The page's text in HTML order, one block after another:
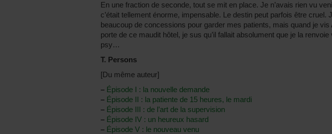
En une fraction de seconde, tout se mit en place. Je n’avais rien vu
c’était tellement énorme, impensable. Le destin peut parfois être cruel.
beaucoup de concessions pour garder mes patients, mais quand je vis
porte de ce maudit hôtel, je sus qu’il fallait absolument que je la
psy…
T. Persons
[Du même auteur]
– Épisode I : la nouvelle demande
– Épisode II : la patiente de 15 heures, le mardi
– Épisode III : de l’art de la supervision
– Épisode IV : un heureux hasard
– Épisode V : le nouveau venu